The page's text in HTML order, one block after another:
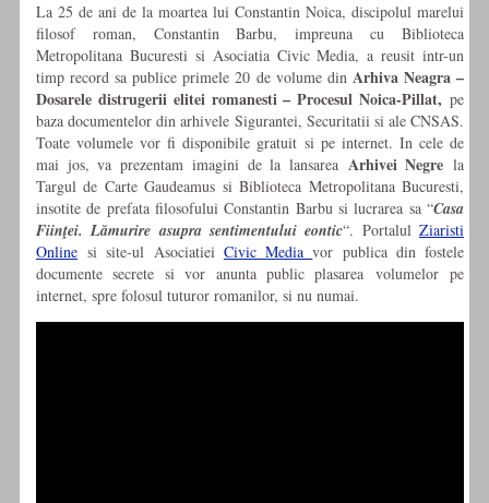
La 25 de ani de la moartea lui Constantin Noica, discipolul marelui
filosof roman, Constantin Barbu, impreuna cu Biblioteca
Metropolitana Bucuresti si Asociatia Civic Media, a reusit intr-un
timp record sa publice primele 20 de volume din Arhiva Neagra –
Dosarele distrugerii elitei romanesti – Procesul Noica-Pillat, pe
baza documentelor din arhivele Sigurantei, Securitatii si ale CNSAS.
Toate volumele vor fi disponibile gratuit si pe internet. In cele de
mai jos, va prezentam imagini de la lansarea Arhivei Negrela
Targul de Carte Gaudeamus si Biblioteca Metropolitana Bucuresti,
insotite de prefata filosofului Constantin Barbu si lucrarea sa “Casa
Fiinţei. Lămurire asupra sentimentului eontic“. PortalulZiaristi
Online si site-ul Asociatiei Civic Mediavor publica din fostele
documente secrete si vor anunta public plasarea volumelor pe
internet, spre folosul tuturor romanilor, si nu numai.